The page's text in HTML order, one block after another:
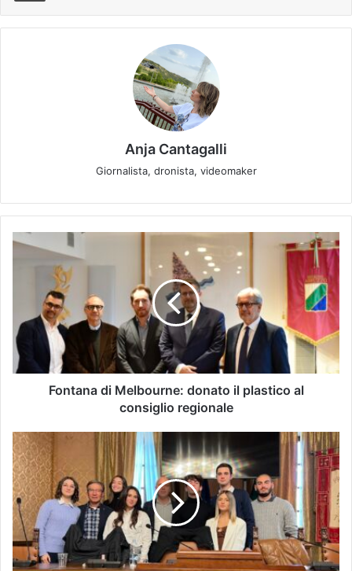
Anja Cantagalli
Giornalista, dronista, videomaker
Fontana di Melbourne: donato il plastico al
consiglio regionale